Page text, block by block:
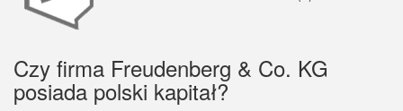
Czy firma Freudenberg & Co. KG
posiada polski kapitał?